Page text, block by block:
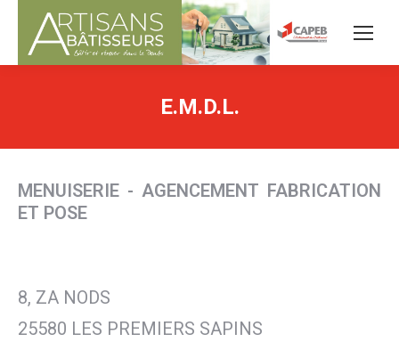
E.M.D.L.
MENUISERIE - AGENCEMENT FABRICATION
ET POSE
8, ZA NODS
25580 LES PREMIERS SAPINS